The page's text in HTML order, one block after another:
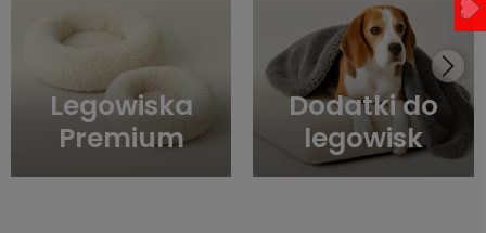
zaloguj się, aby przywrócić dodane produkty do
listy z poprzedniej sesji.
Legowiska
Premium
Dodatki do
legowisk